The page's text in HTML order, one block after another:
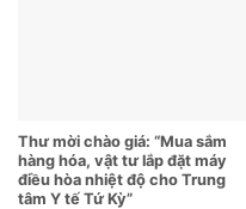
Thư mời chào giá: “Mua sắm
hàng hóa, vật tư lắp đặt máy
điều hòa nhiệt độ cho Trung
tâm Y tế Tứ Kỳ”